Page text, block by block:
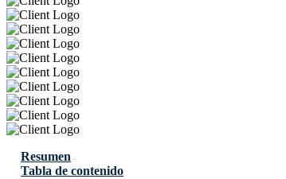
Resumen
Tabla de contenido